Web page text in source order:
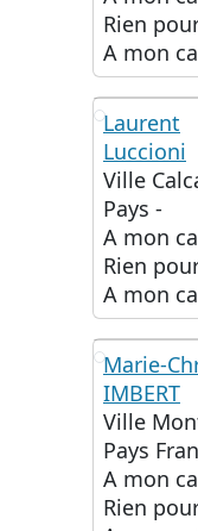
Rien
A mon
LL
Laurent
Luccioni
Ville
Pays -
A mon
Rien
A mon
MI
Marie-
IMBERT
Ville
Pays
A mon
Rien